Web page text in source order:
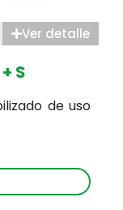
Ver detalle
S
de uso